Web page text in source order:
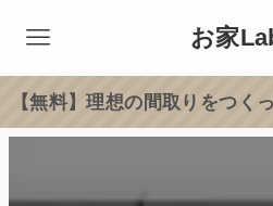
お家
【無料】理想の間取りをつく